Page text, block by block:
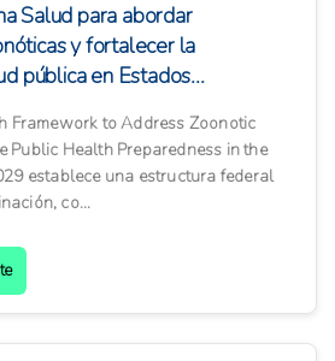
Salud para abordar
y fortalecer la
pública en Estados...
Framework to Address Zoonotic
Public Health Preparedness in the
establece una estructura federal
co...